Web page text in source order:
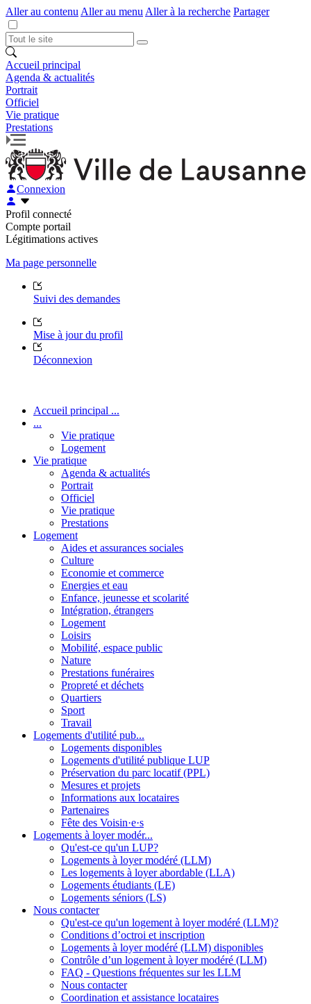
Aller au contenu Aller au menu Aller à la recherche Partager
Accueil principal
Agenda & actualités
Portrait
Officiel
Vie pratique
Prestations
Connexion
Profil connecté
Compte portail
Légitimations actives
Ma page personnelle
Suivi des demandes
Mise à jour du profil
Déconnexion
Accueil principal ...
...
Vie pratique
Logement
Vie pratique
Agenda & actualités
Portrait
Officiel
Vie pratique
Prestations
Logement
Aides et assurances sociales
Culture
Economie et commerce
Energies et eau
Enfance, jeunesse et scolarité
Intégration, étrangers
Logement
Loisirs
Mobilité, espace public
Nature
Prestations funéraires
Propreté et déchets
Quartiers
Sport
Travail
Logements d'utilité pub...
Logements disponibles
Logements d'utilité publique LUP
Préservation du parc locatif (PPL)
Mesures et projets
Informations aux locataires
Partenaires
Fête des Voisin·e·s
Logements à loyer modér...
Qu'est-ce qu'un LUP?
Logements à loyer modéré (LLM)
Les logements à loyer abordable (LLA)
Logements étudiants (LE)
Logements séniors (LS)
Nous contacter
Qu'est-ce qu'un logement à loyer modéré (LLM)?
Conditions d’octroi et inscription
Logements à loyer modéré (LLM) disponibles
Contrôle d’un logement à loyer modéré (LLM)
FAQ - Questions fréquentes sur les LLM
Nous contacter
Coordination et assistance locataires